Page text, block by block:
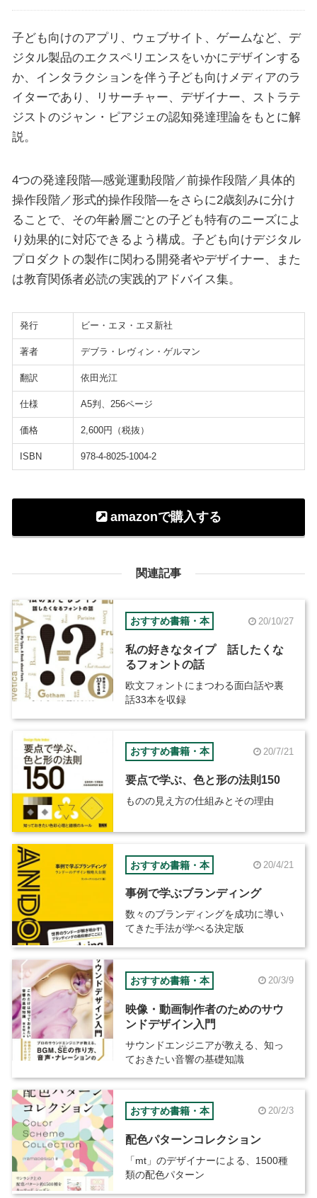
子ども向けのアプリ、ウェブサイト、ゲームなど、デ
ジタル製品のエクスペリエンスをいかにデザインする
か、インタラクションを伴う子ども向けメディアのラ
イターであり、リサーチャー、デザイナー、ストラテ
ジストのジャン・ピアジェの認知発達理論をもとに解
説。
4つの発達段階―感覚運動段階／前操作段階／具体的
操作段階／形式的操作段階―をさらに2歳刻みに分け
ることで、その年齢層ごとの子ども特有のニーズによ
り効果的に対応できるよう構成。子ども向けデジタル
プロダクトの製作に関わる開発者やデザイナー、また
は教育関係者必読の実践的アドバイス集。
発行 ビー・エヌ・エヌ新社
著者 デブラ・レヴィン・ゲルマン
翻訳 依田光江
仕様 A5判、256ページ
価格 2,600円（税抜）
ISBN 978-4-8025-1004-2
amazonで購入する
関連記事
おすすめ書籍・本 20/10/27
私の好きなタイプ 話したくな
るフォントの話
欧文フォントにまつわる面白話や裏
話33本を収録
おすすめ書籍・本 20/7/21
要点で学ぶ、色と形の法則150
ものの見え方の仕組みとその理由
おすすめ書籍・本 20/4/21
事例で学ぶブランディング
数々のブランディングを成功に導い
てきた手法が学べる決定版
おすすめ書籍・本 20/3/9
映像・動画制作者のためのサウ
ンドデザイン入門
サウンドエンジニアが教える、知っ
ておきたい音響の基礎知識
おすすめ書籍・本 20/2/3
配色パターンコレクション
「mt」のデザイナーによる、1500種
類の配色パターン